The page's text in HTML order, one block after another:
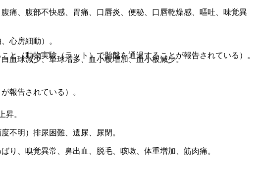
（動物実験（ラット）で胎盤を通過することが報告されている）。
報告されている）。
痛、腹部不快感、胃痛、口唇炎、便秘、口唇乾燥感、嘔吐、味覚異
心房細動）。
血球減少、単球増多、血小板増加、血小板減少。
昇。
不明）排尿困難、遺尿、尿閉。
、嗅覚異常、鼻出血、脱毛、咳嗽、体重増加、筋肉痛。